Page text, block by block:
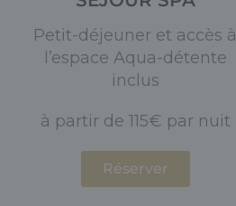
Petit-déjeuner et accès à
l’espace Aqua-détente
inclus
à partir de 115€ par nuit
Réserver